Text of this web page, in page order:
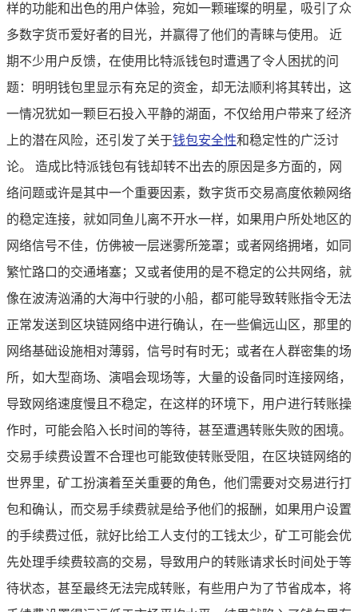
样的功能和出色的用户体验，宛如一颗璀璨的明星，吸引了众
多数字货币爱好者的目光，并赢得了他们的青睐与使用。 近
期不少用户反馈，在使用比特派钱包时遭遇了令人困扰的问
题：明明钱包里显示有充足的资金，却无法顺利将其转出，这
一情况犹如一颗巨石投入平静的湖面，不仅给用户带来了经济
上的潜在风险，还引发了关于钱包安全性和稳定性的广泛讨
论。 造成比特派钱包有钱却转不出去的原因是多方面的，网
络问题或许是其中一个重要因素，数字货币交易高度依赖网络
的稳定连接，就如同鱼儿离不开水一样，如果用户所处地区的
网络信号不佳，仿佛被一层迷雾所笼罩；或者网络拥堵，如同
繁忙路口的交通堵塞；又或者使用的是不稳定的公共网络，就
像在波涛汹涌的大海中行驶的小船，都可能导致转账指令无法
正常发送到区块链网络中进行确认，在一些偏远山区，那里的
网络基础设施相对薄弱，信号时有时无；或者在人群密集的场
所，如大型商场、演唱会现场等，大量的设备同时连接网络，
导致网络速度慢且不稳定，在这样的环境下，用户进行转账操
作时，可能会陷入长时间的等待，甚至遭遇转账失败的困境。
交易手续费设置不合理也可能致使转账受阻，在区块链网络的
世界里，矿工扮演着至关重要的角色，他们需要对交易进行打
包和确认，而交易手续费就是给予他们的报酬，如果用户设置
的手续费过低，就好比给工人支付的工钱太少，矿工可能会优
先处理手续费较高的交易，导致用户的转账请求长时间处于等
待状态，甚至最终无法完成转账，有些用户为了节省成本，将